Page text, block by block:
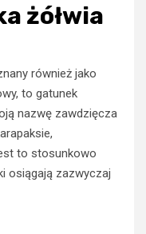
żółwia
również jako
to gatunek
nazwę zawdzięcza
to stosunkowo
osiągają zazwyczaj